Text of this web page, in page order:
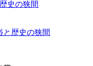
歴史の狭間